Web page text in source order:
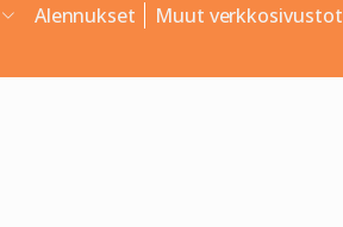
Alennukset Muut verkkosivustot